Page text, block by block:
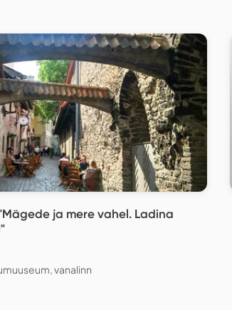
ja mere vahel. Ladina
vanalinn